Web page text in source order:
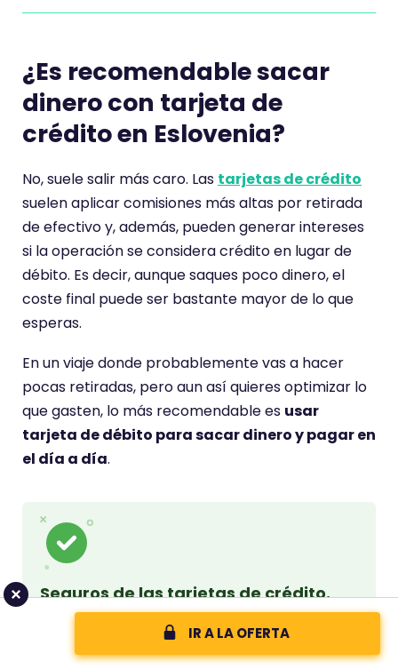
IR A LA OFERTA
¿Es recomendable sacar
dinero con tarjeta de
crédito en Eslovenia?
No, suele salir más caro. Las tarjetas de crédito
suelen aplicar comisiones más altas por retirada
de efectivo y, además, pueden generar intereses
si la operación se considera crédito en lugar de
débito. Es decir, aunque saques poco dinero, el
coste final puede ser bastante mayor de lo que
esperas.
En un viaje donde probablemente vas a hacer
pocas retiradas, pero aun así quieres optimizar lo
que gasten, lo más recomendable es usar
tarjeta de débito para sacar dinero y pagar en
el día a día.
Seguros de las tarjetas de crédito.
La tarjeta de crédito es mejor reservarla
para pagar vuelos, hoteles o reservas online,